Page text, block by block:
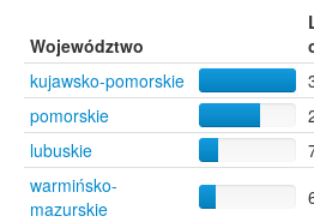
Województwo
kujawsko-pomorskie
pomorskie
lubuskie
warmińsko-
mazurskie